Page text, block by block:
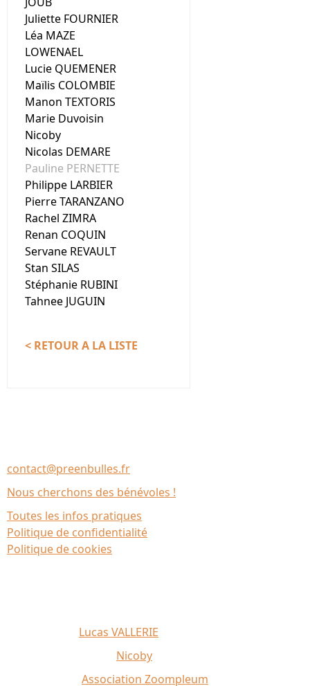
Juliette FOURNIER
Léa MAZE
LOWENAEL
Lucie QUEMENER
Maïlis COLOMBIE
Manon TEXTORIS
Marie Duvoisin
Nicoby
Nicolas DEMARE
Pauline PERNETTE
Philippe LARBIER
Pierre TARANZANO
Rachel ZIMRA
Renan COQUIN
Servane REVAULT
Stan SILAS
Stéphanie RUBINI
Tahnee JUGUIN
< RETOUR A LA LISTE
contact@preenbulles.fr
Nous cherchons des bénévoles !
Toutes les infos pratiques
Politique de confidentialité
Politique de cookies
Lucas VALLERIE
Nicoby
Association Zoompleum